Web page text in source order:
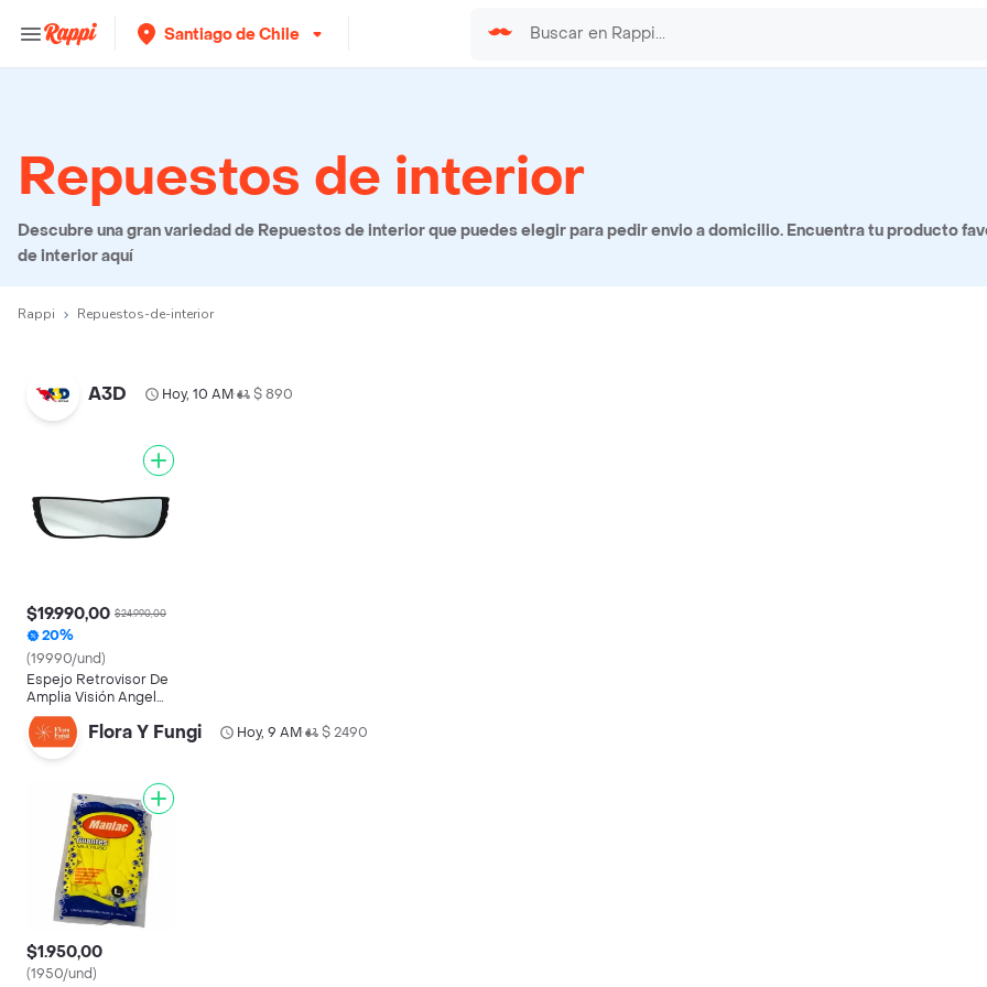
Santiago de Chile
Repuestos de interior
Descubre una gran variedad de Repuestos de interior que puedes elegir para pedir envio a domicilio. Encuentra tu producto
de interior aquí
Rappi Repuestos-de-interior
A3D Hoy, 10 AM• $ 890
$19.990,00 $24.990,00
20%
(19990/und)
Espejo Retrovisor De
Amplia Visión Angel
View
Flora Y Fungi Hoy, 9 AM• $ 2490
$1.950,00
(1950/und)